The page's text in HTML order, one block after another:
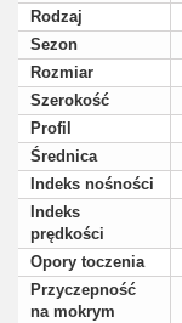
Rodzaj
Sezon
Rozmiar
Szerokość
Profil
Średnica
Indeks nośności
Indeks
prędkości
Opory toczenia
Przyczepność
na mokrym